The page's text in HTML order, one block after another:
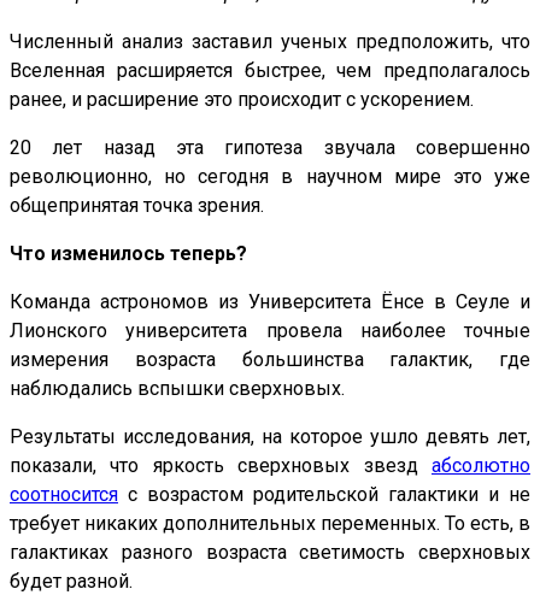
Численный анализ заставил ученых предположить, что
Вселенная расширяется быстрее, чем предполагалось
ранее, и расширение это происходит с ускорением.
20 лет назад эта гипотеза звучала совершенно
революционно, но сегодня в научном мире это уже
общепринятая точка зрения.
Что изменилось теперь?
Команда астрономов из Университета Ёнсе в Сеуле и
Лионского университета провела наиболее точные
измерения возраста большинства галактик, где
наблюдались вспышки сверхновых.
Результаты исследования, на которое ушло девять лет,
показали, что яркость сверхновых звезд абсолютно
соотносится с возрастом родительской галактики и не
требует никаких дополнительных переменных. То есть, в
галактиках разного возраста светимость сверхновых
будет разной.